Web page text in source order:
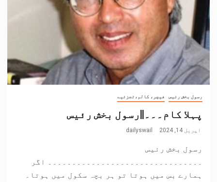
رسول بخش رئیس فیچر، کالم،تجزئیے
پہلا کام۔۔۔||رسول بخش رئیس
اپریل 14, 2024 dailyswail
رسول بخش رئیس
۔۔۔۔۔۔۔۔۔۔۔۔۔۔۔۔۔۔۔۔۔۔۔۔۔۔۔۔۔۔۔۔ اگر
ہمارے بس میں ہوتا تو ہر بچہ سکول میں ہوتا۔